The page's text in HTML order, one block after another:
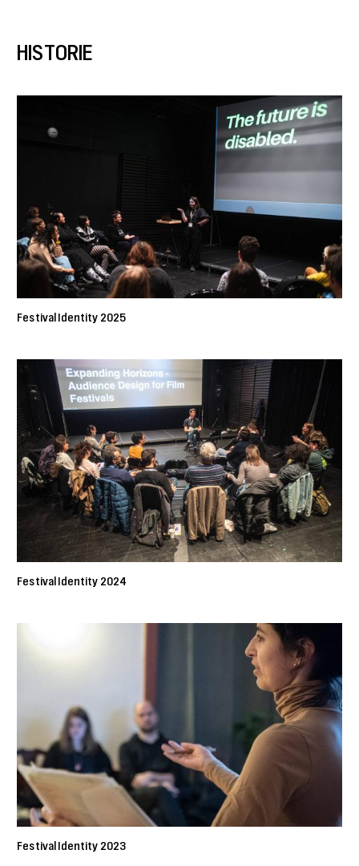
HISTORIE
Festival Identity 2025
Festival Identity 2024
Festival Identity 2023